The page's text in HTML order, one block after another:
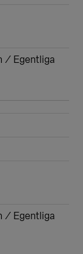
/ Egentliga
/ Egentliga